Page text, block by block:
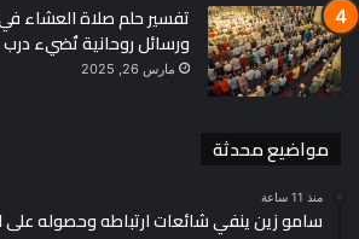
حصوله على المركز الثاني في كأس إفريقيا
يتأهل إلى كأس العالم عبر التصنيف العالمي.
نادي بوروسيا دوسلدورف الألماني، إذ أوقفه
كاملًا بسبب حادثة إدارية.
تفسير حلم صلاة العشاء
ورسائل روحانية تُضيء درب
مارس 26, 2025
مواضيع محدثة
منذ 11 ساعة
سامو زين ينفي شائعات ارتباطه وحصوله على